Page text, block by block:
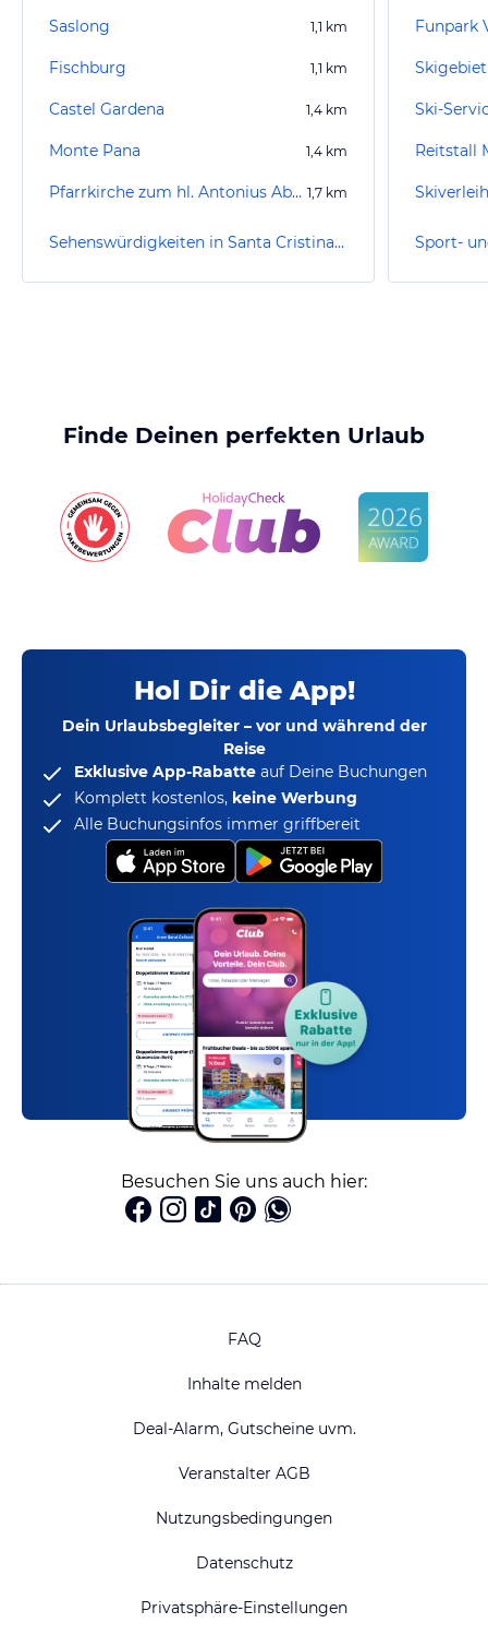
Saslong 1,1 km
Fischburg 1,1 km
Castel Gardena 1,4 km
Monte Pana 1,4 km
Pfarrkirche zum hl. Antonius Abt und zur hl. Christina 1,7 km
Sehenswürdigkeiten in Santa Cristina Valgardena / St. Christina in Gröden
Funpark
Ski-
Reitstall
Finde Deinen perfekten Urlaub
Hol Dir die App!
Dein Urlaubsbegleiter – vor und während der
Reise
Exklusive App-Rabatte auf Deine Buchungen
Komplett kostenlos, keine Werbung
Alle Buchungsinfos immer griffbereit
Besuchen Sie uns auch hier:
FAQ
Inhalte melden
Deal-Alarm, Gutscheine uvm.
Veranstalter AGB
Nutzungsbedingungen
Datenschutz
Privatsphäre-Einstellungen